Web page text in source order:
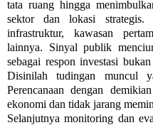
tata ruang hingga
sektor dan lokasi strategis.
infrastruktur, kawasan
lainnya. Sinyal publik
sebagai respon investasi
Disinilah tudingan muncul
Perencanaan dengan
ekonomi dan tidak jarang
Selanjutnya monitoring dan